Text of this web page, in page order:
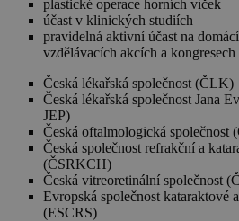
plastické operace horních víček
účast v klinických studiích
pravidelná aktivní účast na
vzdělávacích akcích a kongresech
Česká lékařská společnost (ČLK)
Česká lékařská společnost Jana
JEP)
Česká oftalmologická společnost
Česká společnost refrakční a
(ČSRKCH)
Česká vitreoretinální společnost
Evropská společnost kataraktové
(ESCRS)